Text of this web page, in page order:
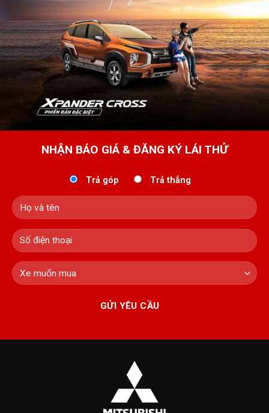
NHẬN BÁO GIÁ & ĐĂNG KÝ LÁI THỬ
Trả góp Trả thẳng